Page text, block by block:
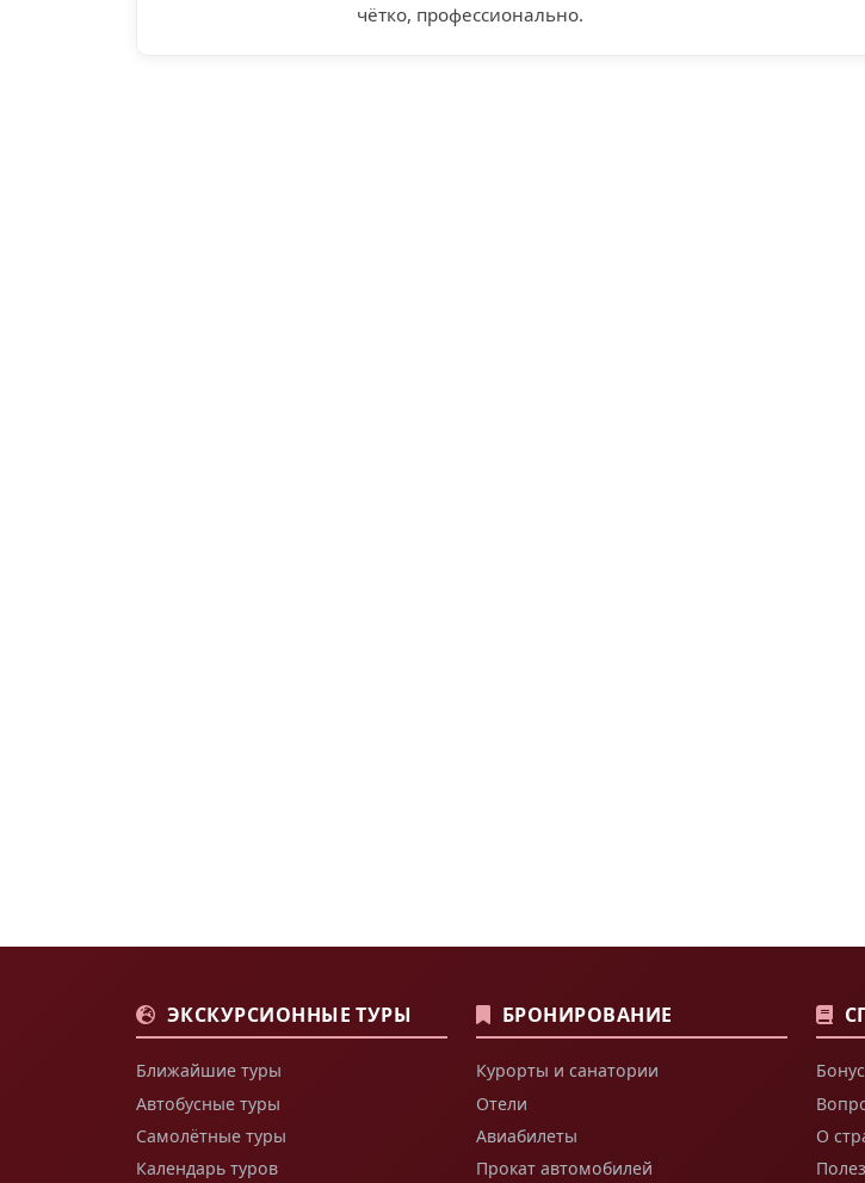
чётко, профессионально.
ЭКСКУРСИОННЫЕ ТУРЫ
Ближайшие туры
Автобусные туры
Самолётные туры
Календарь туров
БРОНИРОВАНИЕ
Курорты и санатории
Отели
Авиабилеты
Прокат автомобилей
О